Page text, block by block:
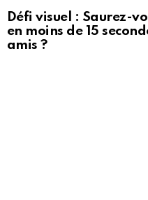
Défi visuel : Saurez-
en moins de 15
amis ?